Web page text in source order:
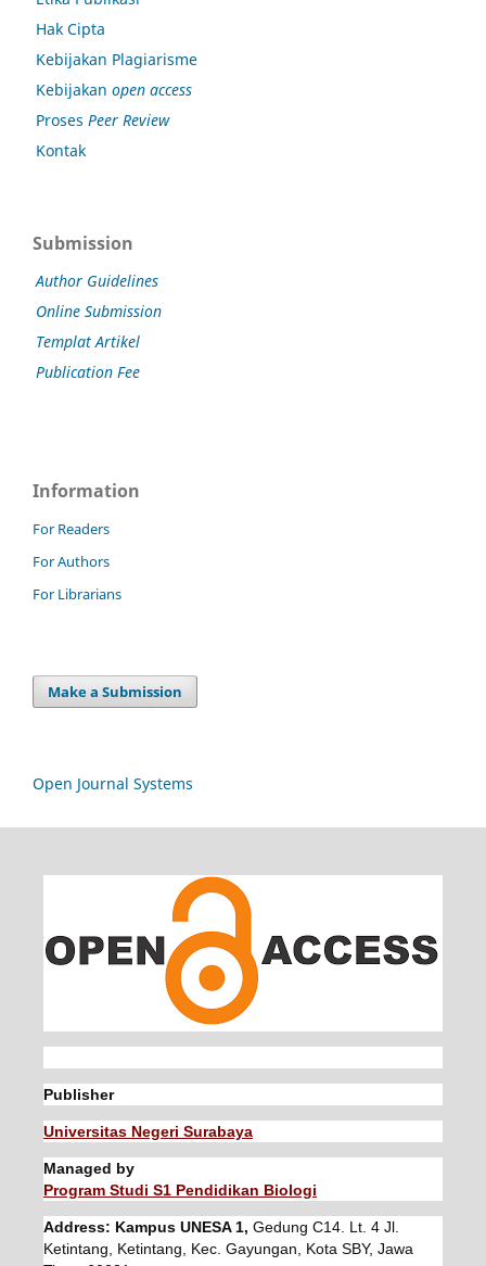
Hak Cipta
Kebijakan Plagiarisme
Kebijakan open access
Proses Peer Review
Kontak
Submission
Author Guidelines
Online Submission
Templat Artikel
Publication Fee
Information
For Readers
For Authors
For Librarians
Make a Submission
Open Journal Systems
Publisher
Universitas Negeri Surabaya
Managed by
Program Studi S1 Pendidikan Biologi
Address: Kampus UNESA 1, Gedung C14. Lt. 4 Jl.
Ketintang, Ketintang, Kec. Gayungan, Kota SBY, Jawa